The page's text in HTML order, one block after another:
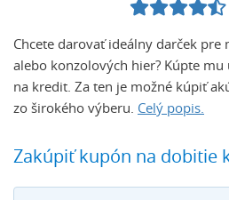
Chcete darovať ideálny darček
alebo konzolových hier? Kúpte mu
na kredit. Za ten je možné kúpiť
zo širokého výberu. Celý popis.
Zakúpiť kupón na dobitie